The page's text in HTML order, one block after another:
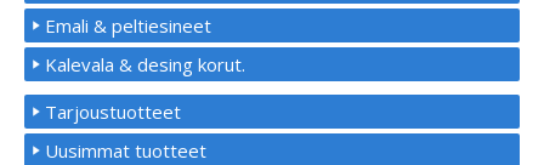
Emali & peltiesineet
Kalevala & desing korut.
Tarjoustuotteet
Uusimmat tuotteet